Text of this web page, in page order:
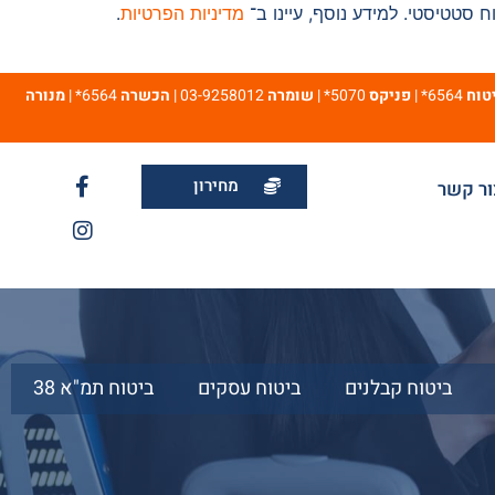
מדיניות הפרטיות.
פניקס שומרה הכשרה
מנורה
קשר מחירון
ביטוח קבלנים ביטוח עסקים ביטוח תמ"א 38